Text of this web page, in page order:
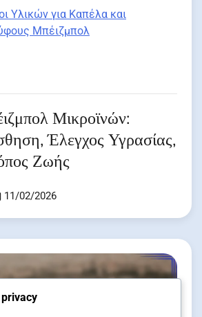
Υλικών για Καπέλα και
Μπέιζμπολ
Μικροϊνών:
Έλεγχος Υγρασίας,
Ζωής
11/02/2026